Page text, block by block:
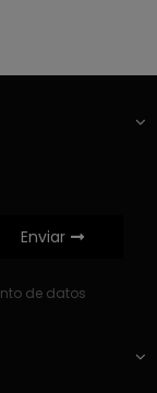
Enviar
de datos